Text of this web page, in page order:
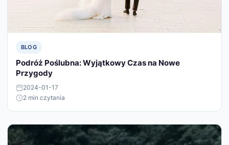
BLOG
Podróż Poślubna: Wyjątkowy Czas na Nowe
Przygody
2024-01-17
2 min czytania